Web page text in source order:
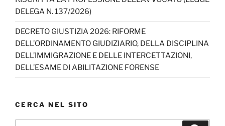
el
DELEGA N. 137/2026)
DECRETO GIUSTIZIA 2026: RIFORME
DELL’ORDINAMENTO GIUDIZIARIO, DELLA DISCIPLINA
DELL’IMMIGRAZIONE E DELLE INTERCETTAZIONI,
DELL’ESAME DI ABILITAZIONE FORENSE
CERCA NEL SITO